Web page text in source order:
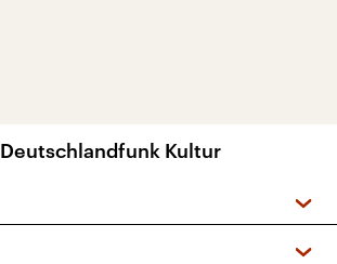
Kultur